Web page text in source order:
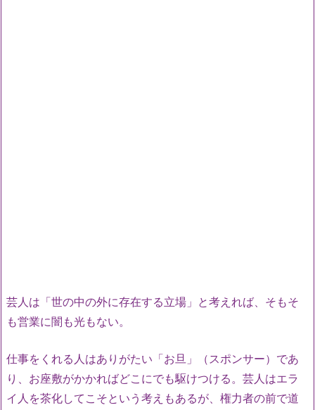
芸人は「世の中の外に存在する立場」と考えれば、そもそ
も営業に闇も光もない。
仕事をくれる人はありがたい「お旦」（スポンサー）であ
り、お座敷がかかればどこにでも駆けつける。芸人はエラ
イ人を茶化してこそという考えもあるが、権力者の前で道